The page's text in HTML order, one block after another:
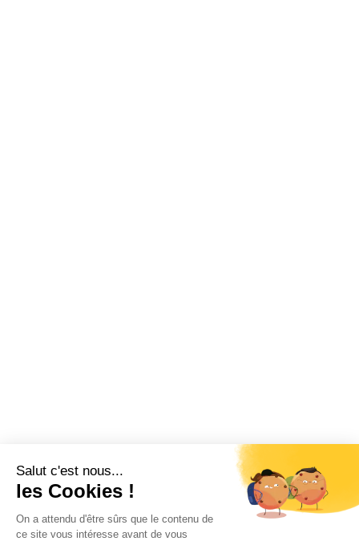
Salut c'est nous...
les Cookies !
On a attendu d'être sûrs que le contenu de
ce site vous intéresse avant de vous